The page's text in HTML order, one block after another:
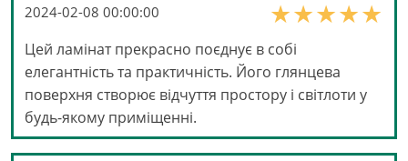
2024-02-08 00:00:00
Цей ламінат прекрасно поєднує в собі
елегантність та практичність. Його глянцева
поверхня створює відчуття простору і світлоти у
будь-якому приміщенні.